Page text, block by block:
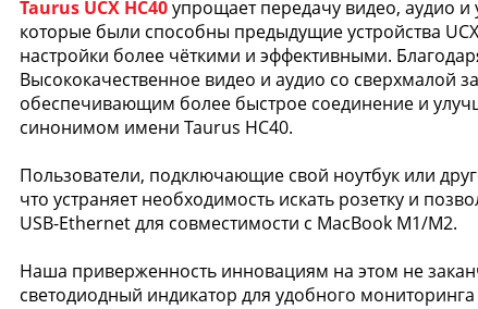
Taurus UCX HC40упрощает передачу видео, аудио
которые были способны предыдущие устройства
настройки более чёткими и эффективными.
Высококачественное видео и аудио со сверхмалой
обеспечивающим более быстрое соединение и
синонимом имени Taurus HC40.
Пользователи, подключающие свой ноутбук или
что устраняет необходимость искать розетку и
USB-Ethernet для совместимости с MacBook M1/M2.
Наша приверженность инновациям на этом не
светодиодный индикатор для удобного